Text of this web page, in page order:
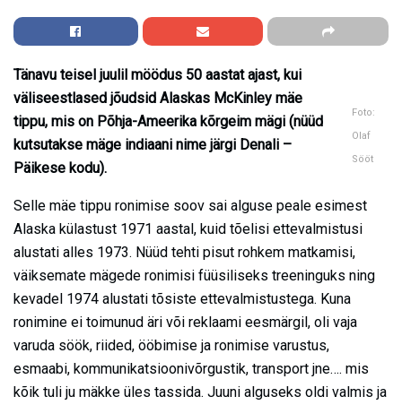
Foto:
Olaf
Sööt
Tänavu teisel juulil möödus 50 aastat ajast, kui
väliseestlased jõudsid Alaskas McKinley mäe
tippu, mis on Põhja-Ameerika kõrgeim mägi (nüüd
kutsutakse mäge indiaani nime järgi Denali –
Päikese kodu).
Selle mäe tippu ronimise soov sai alguse peale esimest
Alaska külastust 1971 aastal, kuid tõelisi ettevalmistusi
alustati alles 1973. Nüüd tehti pisut rohkem matkamisi,
väiksemate mägede ronimisi füüsiliseks treeninguks ning
kevadel 1974 alustati tõsiste ettevalmistustega. Kuna
ronimine ei toimunud äri või reklaami eesmärgil, oli vaja
varuda söök, riided, ööbimise ja ronimise varustus,
esmaabi, kommunikatsioonivõrgustik, transport jne…. mis
kõik tuli ju mäkke üles tassida. Juuni alguseks oldi valmis ja